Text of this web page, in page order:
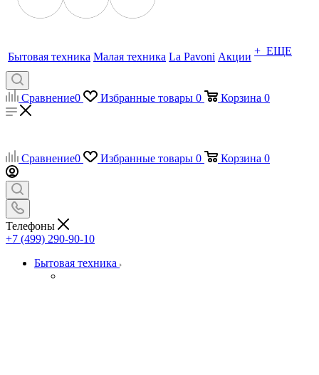
Бытовая техника Малая техника La Pavoni Акции + ЕЩЕ
Сравнение0 Избранные товары 0 Корзина 0
Сравнение0 Избранные товары 0 Корзина 0
Телефоны
+7 (499) 290-90-10
Бытовая техника